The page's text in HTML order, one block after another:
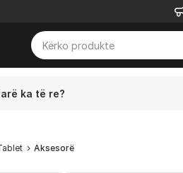
ka të re?
Aksesorë